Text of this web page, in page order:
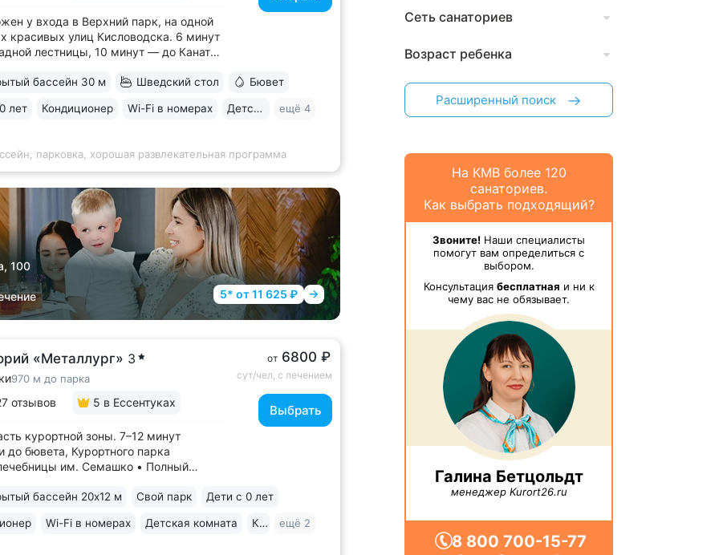
у входа в Верхний парк, на одной
красивых улиц Кисловодска. 6 минут
лестницы, 10 минут — до Канатки
водой трёх курортов: «Нарзан»
№ 4» • Здание санатория —...
бассейн 30 м Шведский стол Бювет
лет Кондиционер Wi-Fi в номерах Детская комната ещё 4
парковка, хорошая развлекательная программа
100
5* от 11 625 ₽
«Металлург» 3
970 м до парка
отзывов 5 в Ессентуках
курортной зоны. 7–12 минут
до бювета, Курортного парка
им. Семашко • Полный
на другие при наличии
дорогие процедуры:
от 6800 ₽
сут/чел, с лечением
Выбрать
бассейн 20х12 м Свой парк Дети с 0 лет
Wi-Fi в номерах Детская комната Караоке ещё 2
Сеть санаториев
Возраст ребенка
Расширенный поиск
На КМВ более 120
санаториев.
Как выбрать подходящий?
Звоните! Наши специалисты
помогут вам определиться с
выбором.
Консультация бесплатная и ни к
чему вас не обязывает.
Галина Бетцольдт
менеджер Kurort26.ru
8 800 700-15-77